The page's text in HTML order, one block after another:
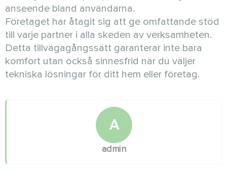
anseende bland användarna.
Företaget har åtagit sig att ge omfattande stöd
till varje partner i alla skeden av verksamheten.
Detta tillvägagångssätt garanterar inte bara
komfort utan också sinnesfrid när du väljer
tekniska lösningar för ditt hem eller företag.
A
admin